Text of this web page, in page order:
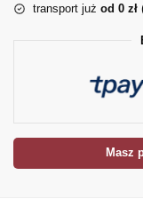
transport już od 0 zł
Masz